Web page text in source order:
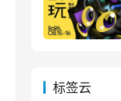
标签云